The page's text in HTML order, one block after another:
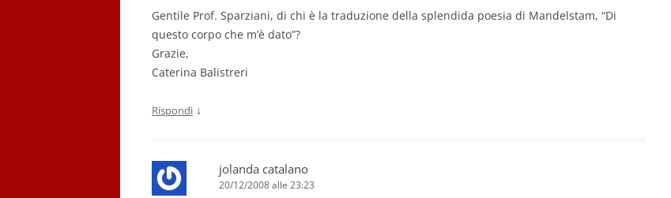
Gentile Prof. Sparziani, di chi è la traduzione della splendida poesia di Mandelstam, “Di
questo corpo che m’è dato”?
Grazie,
Caterina Balistreri
Rispondi ↓
jolanda catalano
20/12/2008 alle 23:23